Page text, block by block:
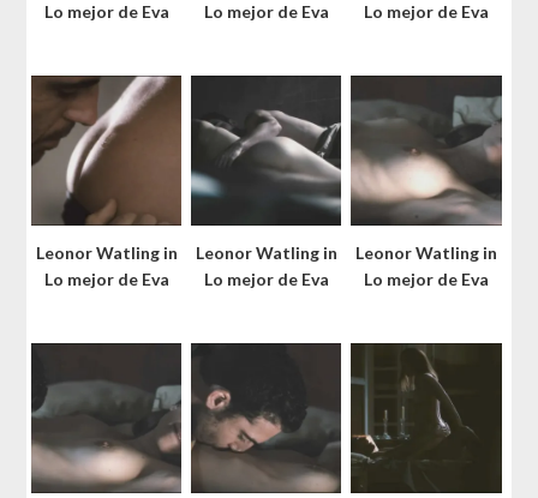
Lo mejor de Eva
Lo mejor de Eva
Lo mejor de Eva
Leonor Watling in
Lo mejor de Eva
Leonor Watling in
Lo mejor de Eva
Leonor Watling in
Lo mejor de Eva